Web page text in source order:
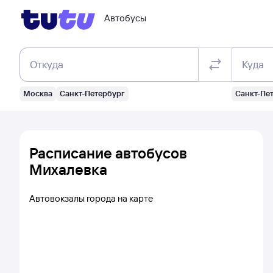
Автобусы
Откуда
Москва Санкт-Петербург
Куда
Санкт-
Расписание автобусов
Михалевка
Автовокзалы города на карте